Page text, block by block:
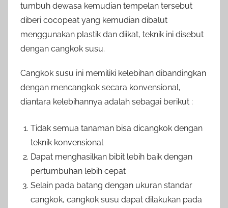
tumbuh dewasa kemudian tempelan tersebut
diberi cocopeat yang kemudian dibalut
menggunakan plastik dan diikat, teknik ini disebut
dengan cangkok susu.
Cangkok susu ini memiliki kelebihan dibandingkan
dengan mencangkok secara konvensional,
diantara kelebihannya adalah sebagai berikut :
Tidak semua tanaman bisa dicangkok dengan
teknik konvensional
Dapat menghasilkan bibit lebih baik dengan
pertumbuhan lebih cepat
Selain pada batang dengan ukuran standar
cangkok, cangkok susu dapat dilakukan pada